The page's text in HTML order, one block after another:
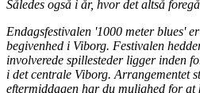
Således også i år, hvor det altså
Endagsfestivalen '1000 meter blues'
begivenhed i Viborg. Festivalen
involverede spillesteder ligger inden
i det centrale Viborg. Arrangementet
eftermiddagen har du mulighed for at